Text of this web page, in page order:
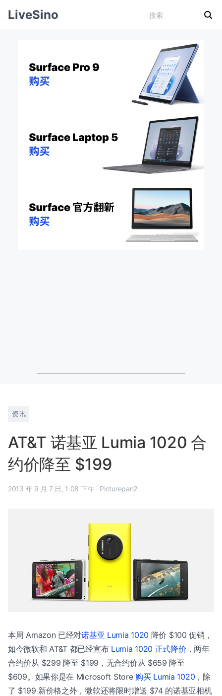
LiveSino
资讯
AT&T 诺基亚 Lumia 1020 合
约价降至 $199
2013 年 9 月 7 日, 1:08 下午 · Picturepan2
本周 Amazon 已经对诺基亚 Lumia 1020 降价 $100 促销，
如今微软和 AT&T 都已经宣布 Lumia 1020 正式降价 ，两年
合约价从 $299 降至 $199，无合约价从 $659 降至
$609。如果你是在 Microsoft Store 购买 Lumia 1020 ，除
了 $199 新价格之外，微软还将限时赠送 $74 的诺基亚相机